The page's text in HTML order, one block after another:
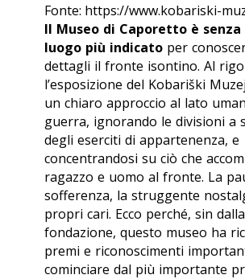
Fonte: https://www.kobariski-
Il Museo di Caporetto è
luogo più indicato per
dettagli il fronte isontino. Al
l’esposizione del Kobariški Muzej
un chiaro approccio al lato
guerra, ignorando le divisioni a
degli eserciti di appartenenza, e
concentrandosi su ciò che
ragazzo e uomo al fronte. La
sofferenza, la struggente
propri cari. Ecco perché, sin
fondazione, questo museo ha
premi e riconoscimenti
cominciare dal più importante